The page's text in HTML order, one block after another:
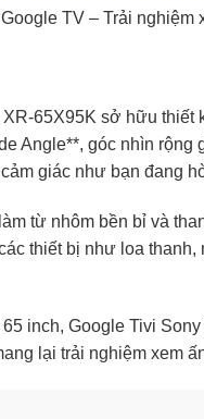
TV – Trải nghiệm
65X95K sở hữu thiết
Angle**, góc nhìn rộng
giác như bạn đang
từ nhôm bền bỉ và
thiết bị như loa
inch, Google Tivi
lại trải nghiệm xem